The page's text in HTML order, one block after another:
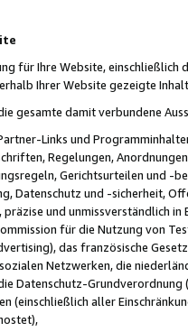
für Ihre Website,
Ihrer Website gezeigte
gesamte damit verbundene
Links und
Regelungen,
Gerichtsurteilen und -
Datenschutz und -sicherheit,
und unmissverständlich
für die Nutzung von
das französische
Netzwerken, die
Datenschutz-
(einschließlich aller